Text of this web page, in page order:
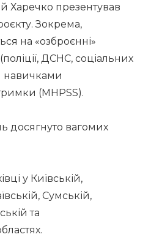
Харечко презентував
Зокрема,
на «озброєнні»
ДСНС, соціальних
навичками
(MHPSS).
досягнуто вагомих
у Київській,
Сумській,
та